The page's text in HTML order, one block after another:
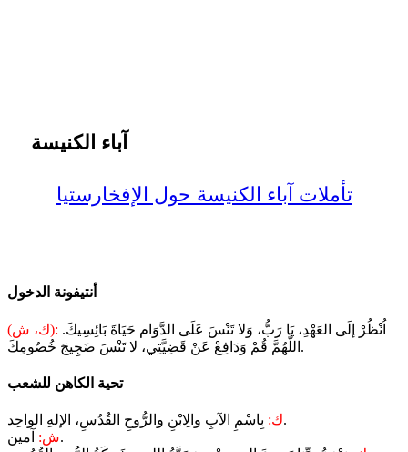
آباء الكنيسة
تأملات آباء الكنيسة حول الإفخارستيا
أنتيفونة الدخول
(ك، ش):
اللَّهُمَّ قُمْ وَدَافِعْ عَنْ قَضِيَّتِي، لا تَنْسَ ضَجِيجَ خُصُومِكَ.
تحية الكاهن للشعب
ك:بِاسْمِ الآبِ والِابْنِ والرُّوحِ القُدُسِ، الإلهِ الواحِد.
ش:آمين.